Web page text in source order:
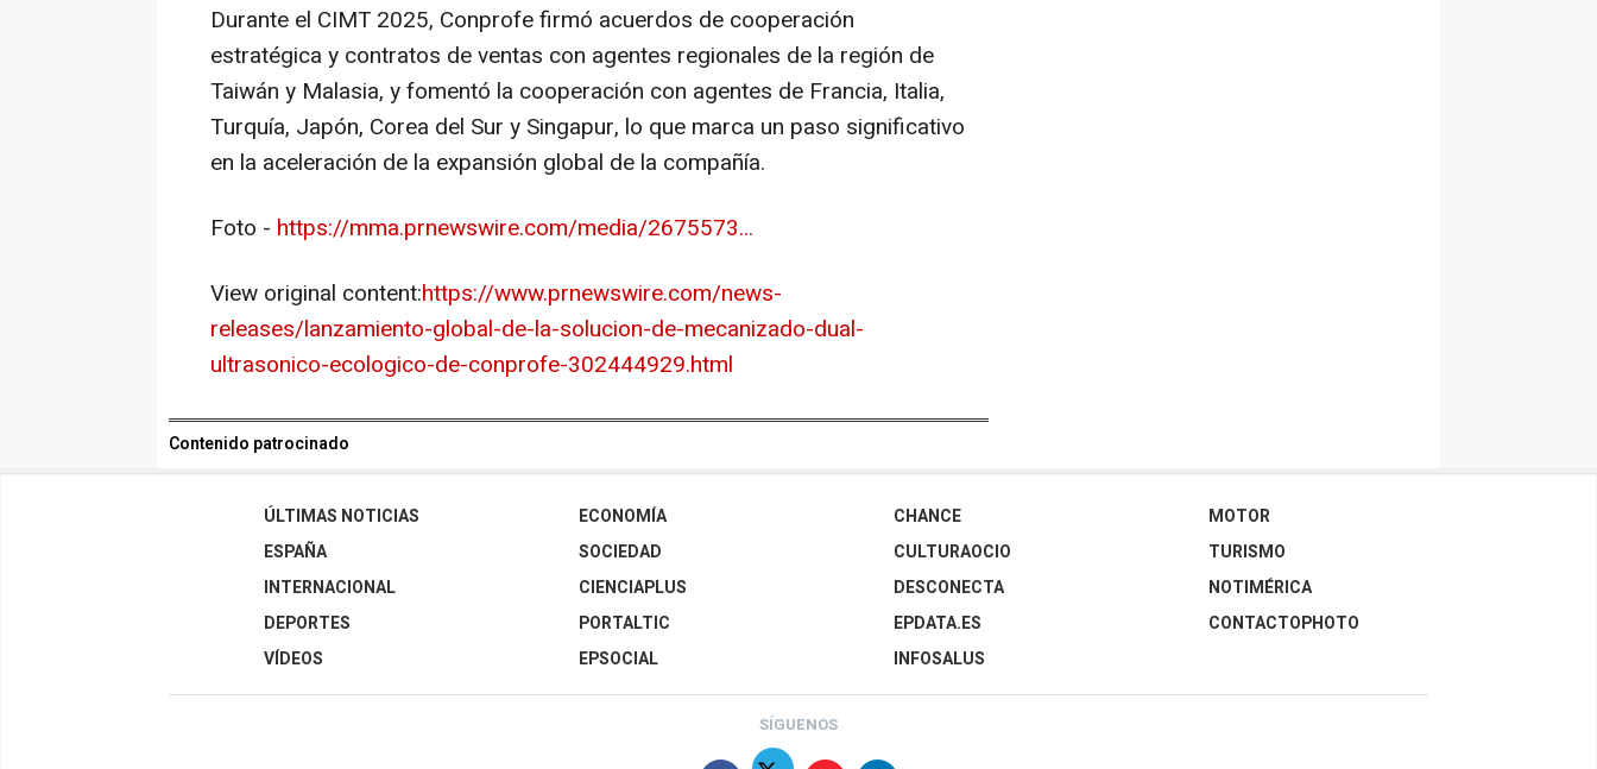
Durante el CIMT 2025, Conprofe firmó acuerdos de cooperación
estratégica y contratos de ventas con agentes regionales de la región de
Taiwán y Malasia, y fomentó la cooperación con agentes de Francia, Italia,
Turquía, Japón, Corea del Sur y Singapur, lo que marca un paso significativo
en la aceleración de la expansión global de la compañía.
Foto - https://mma.prnewswire.com/media/2675573...
View original content:https://www.prnewswire.com/news-
releases/lanzamiento-global-de-la-solucion-de-mecanizado-dual-
ultrasonico-ecologico-de-conprofe-302444929.html
Contenido patrocinado
ÚLTIMAS NOTICIAS
ESPAÑA
INTERNACIONAL
DEPORTES
VÍDEOS
ECONOMÍA
SOCIEDAD
CIENCIAPLUS
PORTALTIC
EPSOCIAL
CHANCE
CULTURAOCIO
DESCONECTA
EPDATA.ES
INFOSALUS
MOTOR
TURISMO
NOTIMÉRICA
CONTACTOPHOTO
SÍGUENOS